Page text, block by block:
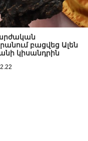
բացվեց Ալեն
կիսանդրին